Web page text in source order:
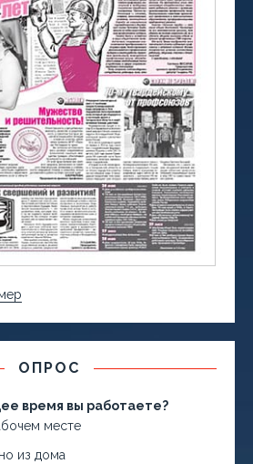
ОПРОС
время вы работаете?
месте
из дома